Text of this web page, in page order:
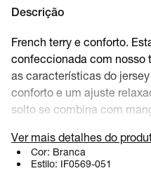
Descrição
French terry e conforto.
confeccionada com nosso
as características do
conforto e um ajuste
solto se combina com
descontraído.
Ver mais detalhes do
Cor: Branca
Estilo: IF0569-051